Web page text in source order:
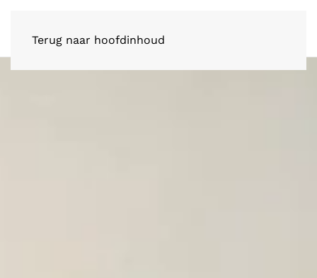
Terug naar hoofdinhoud